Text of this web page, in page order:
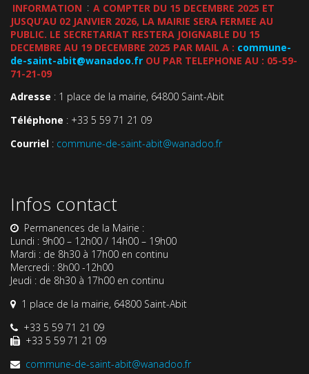
INFORMATION : A COMPTER DU 15 DECEMBRE 2025 ET
JUSQU’AU 02 JANVIER 2026, LA MAIRIE SERA FERMEE AU
PUBLIC. LE SECRETARIAT RESTERA JOIGNABLE DU 15
DECEMBRE AU 19 DECEMBRE 2025 PAR MAIL A : commune-
de-saint-abit@wanadoo.fr OU PAR TELEPHONE AU : 05-59-
71-21-09
Adresse : 1 place de la mairie, 64800 Saint-Abit
Téléphone : +33 5 59 71 21 09
Courriel : commune-de-saint-abit@wanadoo.fr
Infos contact
Permanences de la Mairie :
Lundi : 9h00 – 12h00 / 14h00 – 19h00
Mardi : de 8h30 à 17h00 en continu
Mercredi : 8h00 -12h00
Jeudi : de 8h30 à 17h00 en continu
1 place de la mairie, 64800 Saint-Abit
+33 5 59 71 21 09
+33 5 59 71 21 09
commune-de-saint-abit@wanadoo.fr